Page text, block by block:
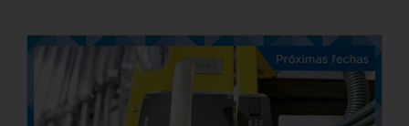
Propers webinars de Seguretat en